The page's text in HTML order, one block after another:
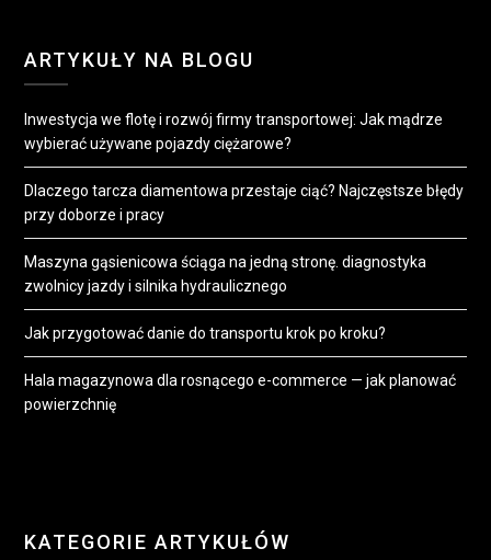
ARTYKUŁY NA BLOGU
Inwestycja we flotę i rozwój firmy transportowej: Jak mądrze
wybierać używane pojazdy ciężarowe?
Dlaczego tarcza diamentowa przestaje ciąć? Najczęstsze błędy
przy doborze i pracy
Maszyna gąsienicowa ściąga na jedną stronę. diagnostyka
zwolnicy jazdy i silnika hydraulicznego
Jak przygotować danie do transportu krok po kroku?
Hala magazynowa dla rosnącego e-commerce — jak planować
powierzchnię
KATEGORIE ARTYKUŁÓW